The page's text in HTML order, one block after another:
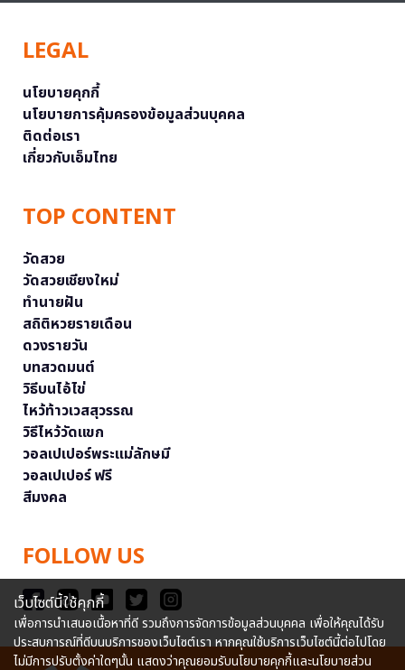
LEGAL
นโยบายคุกกี้
นโยบายการคุ้มครองข้อมูลส่วนบุคคล
ติดต่อเรา
เกี่ยวกับเอ็มไทย
TOP CONTENT
วัดสวย
วัดสวยเชียงใหม่
ทำนายฝัน
สถิติหวยรายเดือน
ดวงรายวัน
บทสวดมนต์
วิธีบนไอ้ไข่
ไหว้ท้าวเวสสุวรรณ
วิธีไหว้วัดแขก
วอลเปเปอร์พระแม่ลักษมี
วอลเปเปอร์ ฟรี
สีมงคล
FOLLOW US
เว็บไซต์นี้ใช้คุกกี้
เพื่อการนำเสนอเนื้อหาที่ดี รวมถึงการจัดการข้อมูลส่วนบุคคล เพื่อให้คุณได้รับ
ประสบการณ์ที่ดีบนบริการของเว็บไซต์เรา หากคุณใช้บริการเว็บไซต์นี้ต่อไปโดย
ไม่มีการปรับตั้งค่าใดๆนั้น แสดงว่าคุณยอมรับนโยบายคุกกี้และนโยบายส่วน